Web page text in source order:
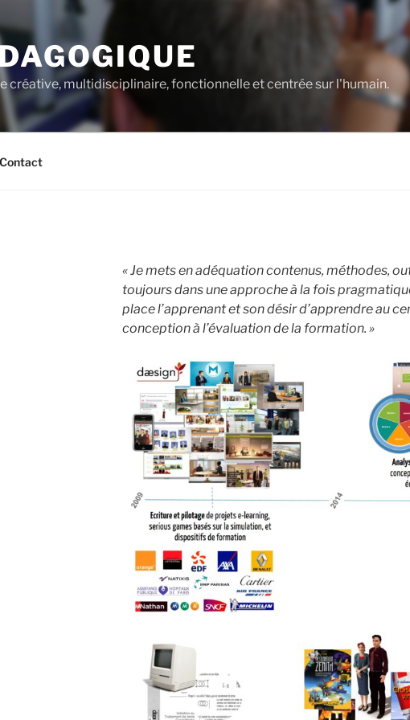
créative, multidisciplinaire, fonctionnelle et centrée sur l'humain.
Contact
« Je mets en adéquation contenus, méthodes,
toujours dans une approche à la fois
place l’apprenant et son désir d’apprendre au
conception à l’évaluation de la formation. »